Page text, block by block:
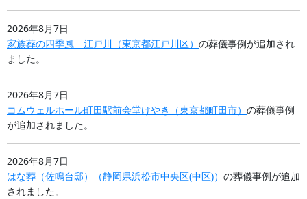
2026年8月7日
家族葬の四季風 江戸川 （東京都江戸川区） の葬儀事例が追加され
ました。
2026年8月7日
コムウェルホール町田駅前会堂けやき
（東京都町田市） の葬儀事例
が追加されました。
2026年8月7日
はな葬（佐鳴台邸）
（静岡県浜松市中央区(中区)） の葬儀事例が追加
されました。